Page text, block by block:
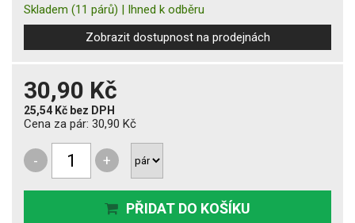
Skladem (11 párů) | Ihned k odběru
Zobrazit dostupnost na prodejnách
30,90 Kč
25,54 Kč bez DPH
Cena za pár: 30,90 Kč
- +
PŘIDAT DO KOŠÍKU